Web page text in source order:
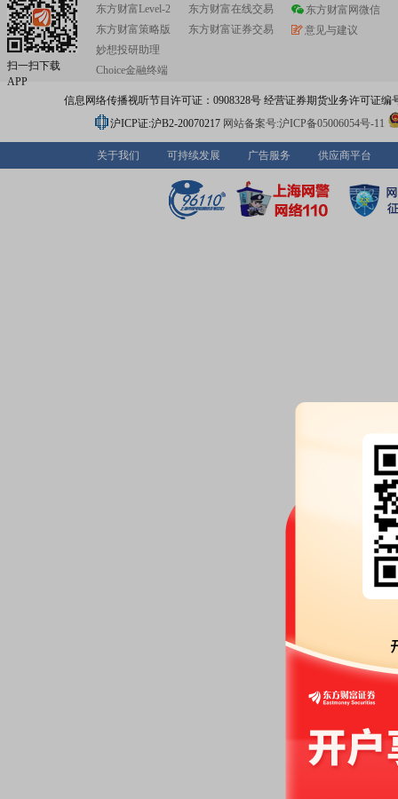
扫一扫下载
APP
东方财富Level-2
东方财富策略版
妙想投研助理
Choice金融终端
东方财富在线交易
东方财富证券交易
东方财富网微信
意见与建议
信息网络传播视听节目许可证：0908328号 经营证券期货业务许可证编
沪ICP证:沪B2-20070217 网站备案号:沪ICP备05006054号-11
关于我们 可持续发展 广告服务 供应商平台